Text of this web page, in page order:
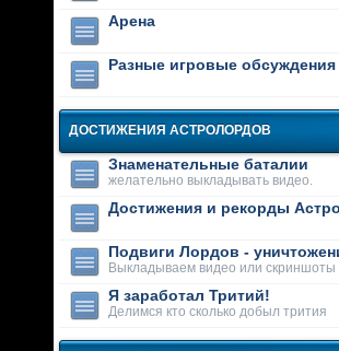
Арена
Разные игровые обсуждения
ДОСТИЖЕНИЯ АСТРОЛОРДОВ
Знаменательные баталии
желательно выкладывать видео.
Достижения и рекорды
Подвиги Лордов -
Выкладываем видео или скриншоты
Я заработал Тритий!
Делимся кто сколько добыл трития